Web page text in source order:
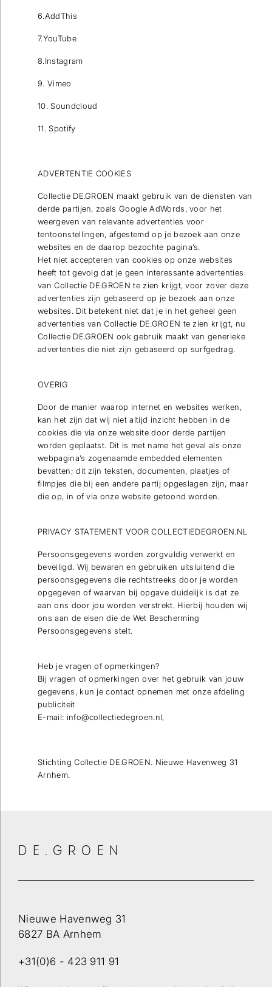
6.AddThis
7.YouTube
8.Instagram
9. Vimeo
10. Soundcloud
11. Spotify
ADVERTENTIE COOKIES
Collectie DE.GROEN maakt gebruik van de diensten van
derde partijen, zoals Google AdWords, voor het
weergeven van relevante advertenties voor
tentoonstellingen, afgestemd op je bezoek aan onze
websites en de daarop bezochte pagina’s.
Het niet accepteren van cookies op onze websites
heeft tot gevolg dat je geen interessante advertenties
van Collectie DE.GROEN te zien krijgt, voor zover deze
advertenties zijn gebaseerd op je bezoek aan onze
websites. Dit betekent niet dat je in het geheel geen
advertenties van Collectie DE.GROEN te zien krijgt, nu
Collectie DE.GROEN ook gebruik maakt van generieke
advertenties die niet zijn gebaseerd op surfgedrag.
OVERIG
Door de manier waarop internet en websites werken,
kan het zijn dat wij niet altijd inzicht hebben in de
cookies die via onze website door derde partijen
worden geplaatst. Dit is met name het geval als onze
webpagina’s zogenaamde embedded elementen
bevatten; dit zijn teksten, documenten, plaatjes of
filmpjes die bij een andere partij opgeslagen zijn, maar
die op, in of via onze website getoond worden.
PRIVACY STATEMENT VOOR COLLECTIEDEGROEN.NL
Persoonsgegevens worden zorgvuldig verwerkt en
beveiligd. Wij bewaren en gebruiken uitsluitend die
persoonsgegevens die rechtstreeks door je worden
opgegeven of waarvan bij opgave duidelijk is dat ze
aan ons door jou worden verstrekt. Hierbij houden wij
ons aan de eisen die de Wet Bescherming
Persoonsgegevens stelt.
Heb je vragen of opmerkingen?
Bij vragen of opmerkingen over het gebruik van jouw
gegevens, kun je contact opnemen met onze afdeling
publiciteit
E-mail: info@collectiedegroen.nl,
Stichting Collectie DE.GROEN. Nieuwe Havenweg 31
Arnhem.
DE.GROEN
Nieuwe Havenweg 31
6827 BA Arnhem
+31(0)6 - 423 911 91